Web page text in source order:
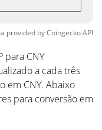
provided byCoingeckoAPI
para CNY
a cada três
em CNY. Abaixo
para conversão em